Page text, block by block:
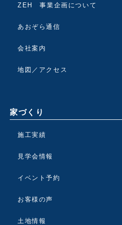
ZEH 事業企画について
あおぞら通信
会社案内
地図／アクセス
家づくり
施工実績
見学会情報
イベント予約
お客様の声
土地情報